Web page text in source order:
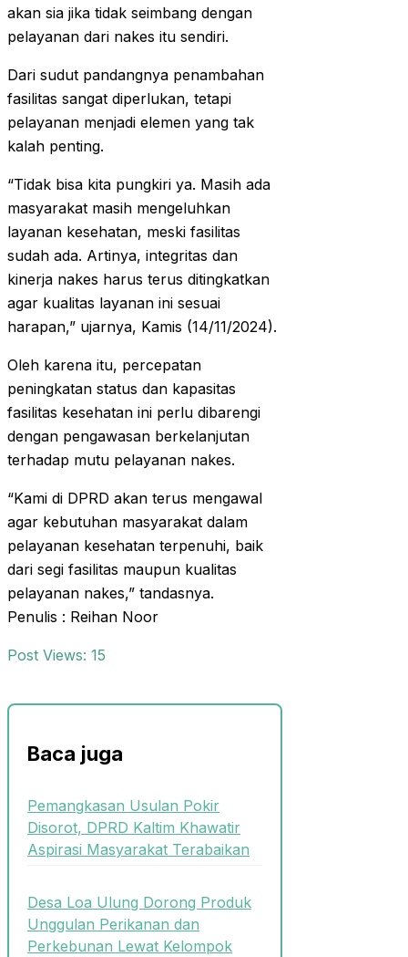
akan sia jika tidak seimbang dengan
pelayanan dari nakes itu sendiri.
Dari sudut pandangnya penambahan
fasilitas sangat diperlukan, tetapi
pelayanan menjadi elemen yang tak
kalah penting.
“Tidak bisa kita pungkiri ya. Masih ada
masyarakat masih mengeluhkan
layanan kesehatan, meski fasilitas
sudah ada. Artinya, integritas dan
kinerja nakes harus terus ditingkatkan
agar kualitas layanan ini sesuai
harapan,” ujarnya, Kamis (14/11/2024).
Oleh karena itu, percepatan
peningkatan status dan kapasitas
fasilitas kesehatan ini perlu dibarengi
dengan pengawasan berkelanjutan
terhadap mutu pelayanan nakes.
“Kami di DPRD akan terus mengawal
agar kebutuhan masyarakat dalam
pelayanan kesehatan terpenuhi, baik
dari segi fasilitas maupun kualitas
pelayanan nakes,” tandasnya.
Penulis : Reihan Noor
Post Views: 15
Baca juga
Pemangkasan Usulan Pokir
Disorot, DPRD Kaltim Khawatir
Aspirasi Masyarakat Terabaikan
Desa Loa Ulung Dorong Produk
Unggulan Perikanan dan
Perkebunan Lewat Kelompok